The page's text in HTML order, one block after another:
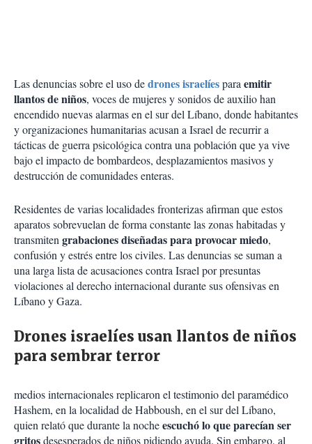
Las denuncias sobre el uso dedrones israelíesparaemitir
llantos de niños, voces de mujeres y sonidos de auxilio han
encendido nuevas alarmas en el sur del Líbano, donde habitantes
y organizaciones humanitarias acusan a Israel de recurrir a
tácticas de guerra psicológica contra una población que ya vive
bajo el impacto de bombardeos, desplazamientos masivos y
destrucción de comunidades enteras.
Residentes de varias localidades fronterizas afirman que estos
aparatos sobrevuelan de forma constante las zonas habitadas y
transmitengrabaciones diseñadas para provocar miedo,
confusión y estrés entre los civiles. Las denuncias se suman a
una larga lista de acusaciones contra Israel por presuntas
violaciones al derecho internacional durante sus ofensivas en
Líbano y Gaza.
Drones israelíes usan llantos de niños
para sembrar terror
medios internacionales replicaron el testimonio del paramédico
Hashem, en la localidad de Habboush, en el sur del Líbano,
quien relató que durante la nocheescuchó lo que parecían ser
gritosdesesperados de niños pidiendo ayuda. Sin embargo, al